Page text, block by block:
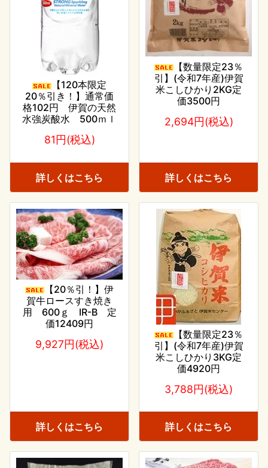
【120本限定
20％引き！】通常価
格102円 伊賀の天然
水強炭酸水 500ｍｌ
81円(税込)
詳しくはこちら
【数量限定23％
引】(令和7年産)伊賀
米こしひかり2KG定
価3500円
2,694円(税込)
詳しくはこちら
【20％引！】伊
賀牛ロースすき焼き
用 600ｇ IR-B 定
価12409円
9,927円(税込)
詳しくはこちら
【数量限定23％
引】(令和7年産)伊賀
米こしひかり3KG定
価4920円
3,788円(税込)
詳しくはこちら